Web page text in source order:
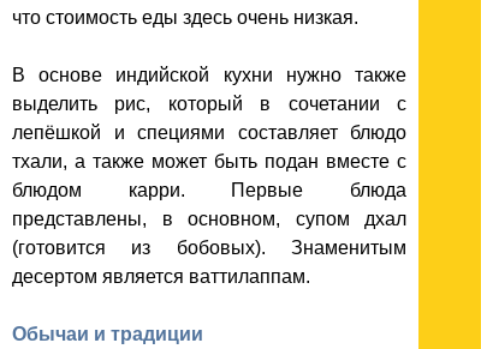
что стоимость еды здесь очень низкая.
В основе индийской кухни нужно также
выделить рис, который в сочетании с
лепёшкой и специями составляет блюдо
тхали, а также может быть подан вместе с
блюдом карри. Первые блюда
представлены, в основном, супом дхал
(готовится из бобовых). Знаменитым
десертом является ваттилаппам.
Обычаи и традиции